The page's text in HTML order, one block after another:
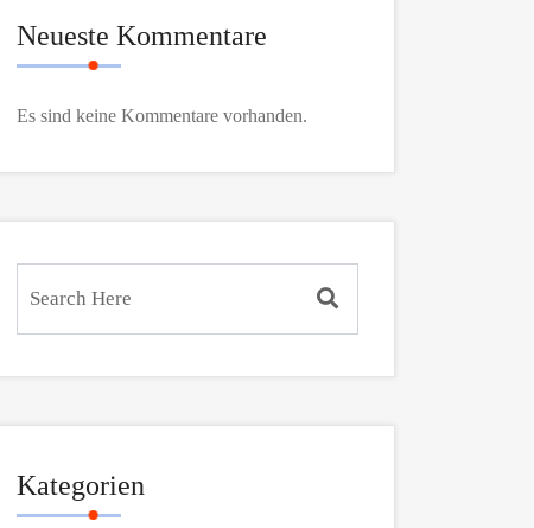
Neueste Kommentare
Es sind keine Kommentare vorhanden.
Kategorien